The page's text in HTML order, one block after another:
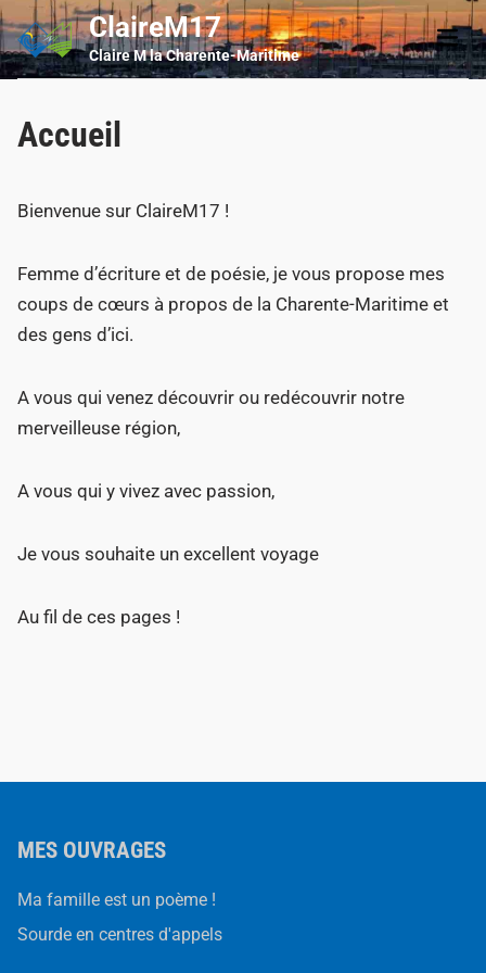
Skip
to
content
ClaireM17
Claire M la Charente-Maritime
Main
Menu
Accueil
Bienvenue sur ClaireM17 !
Femme d’écriture et de poésie, je vous propose mes
coups de cœurs à propos de la Charente-Maritime et
des gens d’ici.
A vous qui venez découvrir ou redécouvrir notre
merveilleuse région,
A vous qui y vivez avec passion,
Je vous souhaite un excellent voyage
Au fil de ces pages !
MES OUVRAGES
Ma famille est un poème !
Sourde en centres d'appels